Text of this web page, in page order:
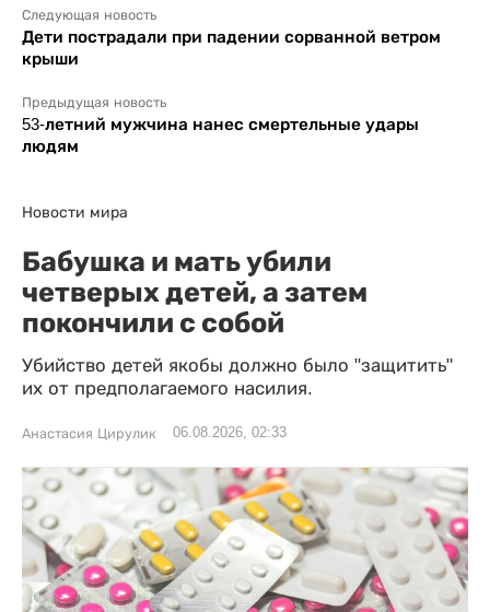
Следующая новость
Дети пострадали при падении сорванной ветром
крыши
Предыдущая новость
53-летний мужчина нанес смертельные удары
людям
Новости мира
Бабушка и мать убили
четверых детей, а затем
покончили с собой
Убийство детей якобы должно было "защитить"
их от предполагаемого насилия.
Анастасия Цирулик 06.08.2026, 02:33